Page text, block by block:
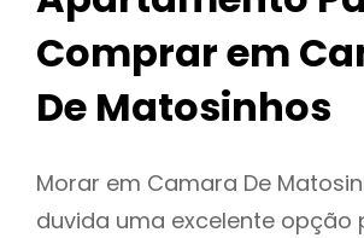
Comprar em
De Matosinhos
Morar em Camara De
duvida uma excelente opção